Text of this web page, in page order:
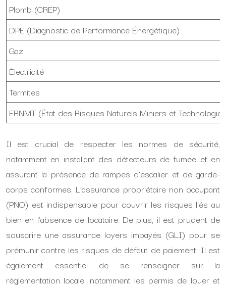
Plomb (CREP)
DPE (Diagnostic de Performance Énergétique)
Gaz
Électricité
Termites
ERNMT (État des Risques Naturels Miniers et
Il est crucial de respecter les normes de sécurité,
notamment en installant des détecteurs de fumée et en
assurant la présence de rampes d’escalier et de garde-
corps conformes. L’assurance propriétaire non occupant
(PNO) est indispensable pour couvrir les risques liés au
bien en l’absence de locataire. De plus, il est prudent de
souscrire une assurance loyers impayés (GLI) pour se
prémunir contre les risques de défaut de paiement. Il est
également essentiel de se renseigner sur la
réglementation locale, notamment les permis de louer et